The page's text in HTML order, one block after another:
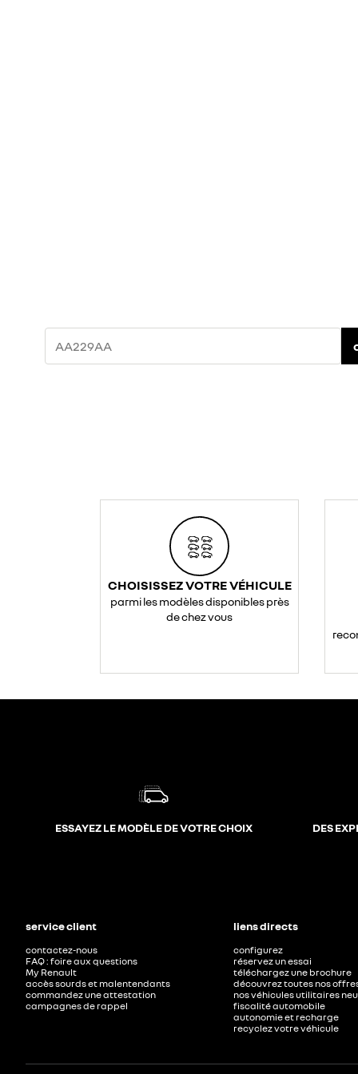
CHOISISSEZ VOTRE VÉHICULE
parmi les modèles disponibles près
de chez vous
ESSAYEZ LE MODÈLE DE VOTRE CHOIX DES
service client
contactez-nous
FAQ : foire aux questions
My Renault
accès sourds et malentendants
commandez une attestation
campagnes de rappel
liens directs
configurez
réservez un essai
téléchargez une brochure
découvrez toutes nos
nos véhicules utilitaires
fiscalité automobile
autonomie et recharge
recyclez votre véhicule